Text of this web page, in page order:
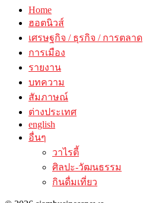
Home
ฮอตนิวส์
เศรษฐกิจ / ธุรกิจ / การตลาด
การเมือง
รายงาน
บทความ
สัมภาษณ์
ต่างประเทศ
english
อื่นๆ
วาไรตี้
ศิลปะ-วัฒนธรรม
กินดื่มเที่ยว